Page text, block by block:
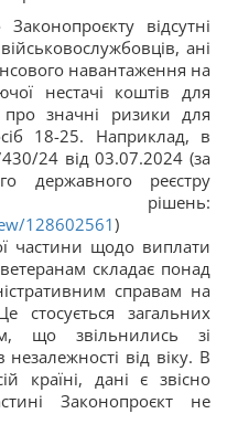
відсутні
ані
навантаження на
нестачі коштів для
про значні ризики для
18-25. Наприклад, в
24 від 03.07.2024 (за
державного реєстру
128602561)
частини щодо виплати
складає понад
справам на
стосується загальних
що звільнились зі
від віку. В
країні, дані є звісно
Законопроєкт не